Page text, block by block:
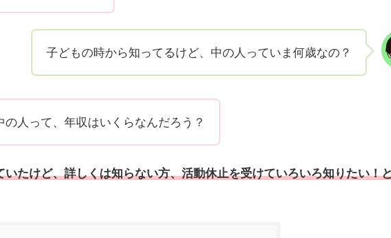
子どもの時から知ってるけど、中の人っていま何歳なの？
人って、年収はいくらなんだろう？
たけど、詳しくは知らない方、活動休止を受けていろいろ知りたい！